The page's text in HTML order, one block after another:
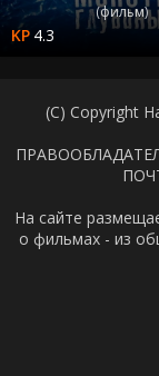
(фильм)
4.3
(C) Copyright
На сайте
о фильмах - из